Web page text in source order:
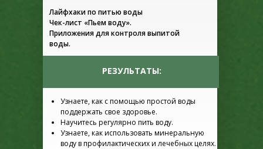
Узнаете, как с помощью простой воды
поддержать свое здоровье.
Научитесь регулярно пить воду.
Узнаете, как использовать минеральную
воду в профилактических и лечебных целях.
Лайфхаки по питью воды
Чек-лист «Пьем воду».
Приложения для контроля выпитой
воды.
РЕЗУЛЬТАТЫ: